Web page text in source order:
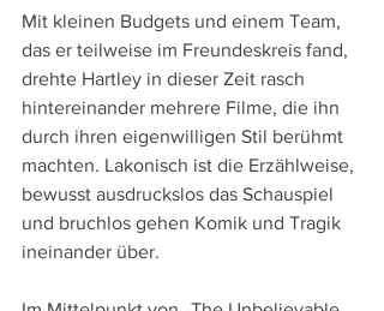
Mit kleinen Budgets und einem Team,
das er teilweise im Freundeskreis fand,
drehte Hartley in dieser Zeit rasch
hintereinander mehrere Filme, die ihn
durch ihren eigenwilligen Stil berühmt
machten. Lakonisch ist die Erzählweise,
bewusst ausdruckslos das Schauspiel
und bruchlos gehen Komik und Tragik
ineinander über.